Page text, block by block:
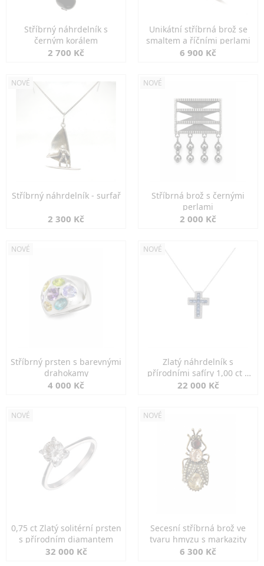
Stříbrný náhrdelník s
černým korálem
2 700 Kč
Unikátní stříbrná brož se
smaltem a říčními perlami
6 900 Kč
NOVÉ
Stříbrný náhrdelník - surfař
2 300 Kč
NOVÉ
Stříbrná brož s černými
perlami
2 000 Kč
NOVÉ
Stříbrný prsten s barevnými
drahokamy
4 000 Kč
NOVÉ
Zlatý náhrdelník s
přírodními safíry 1,00 ct a
diamanty
22 000 Kč
NOVÉ
0,75 ct Zlatý solitérní prsten
s přírodním diamantem
32 000 Kč
NOVÉ
Secesní stříbrná brož ve
tvaru hmyzu s markazity
6 300 Kč